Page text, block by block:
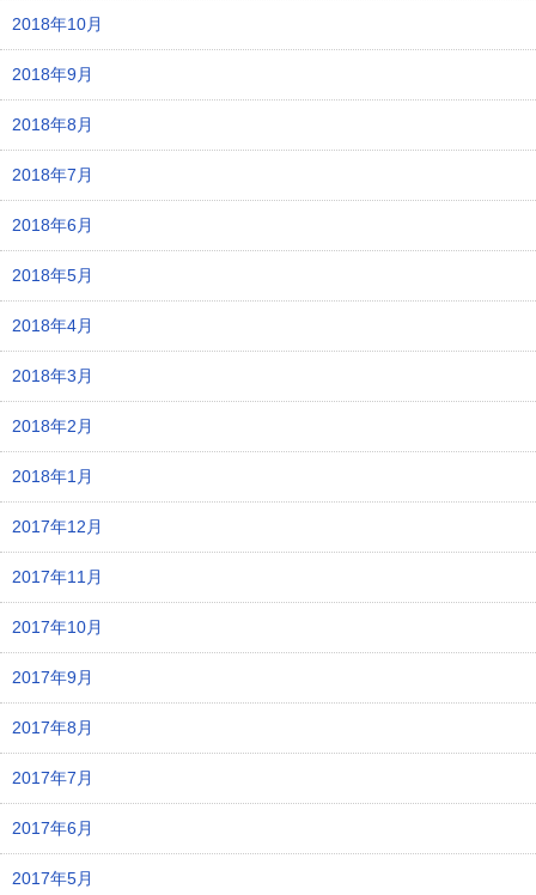
2018年10月
2018年9月
2018年8月
2018年7月
2018年6月
2018年5月
2018年4月
2018年3月
2018年2月
2018年1月
2017年12月
2017年11月
2017年10月
2017年9月
2017年8月
2017年7月
2017年6月
2017年5月